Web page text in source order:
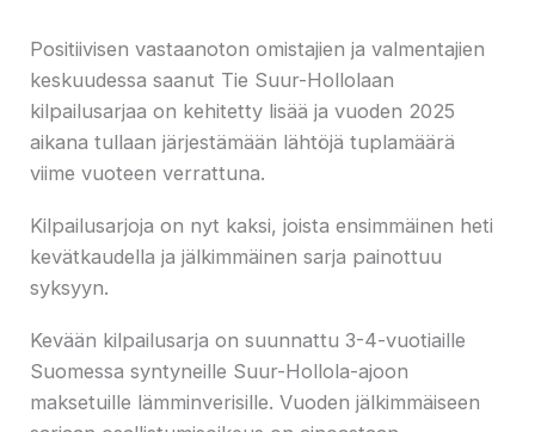
Positiivisen vastaanoton omistajien ja valmentajien
keskuudessa saanut Tie Suur-Hollolaan
kilpailusarjaa on kehitetty lisää ja vuoden 2025
aikana tullaan järjestämään lähtöjä tuplamäärä
viime vuoteen verrattuna.
Kilpailusarjoja on nyt kaksi, joista ensimmäinen heti
kevätkaudella ja jälkimmäinen sarja painottuu
syksyyn.
Kevään kilpailusarja on suunnattu 3-4-vuotiaille
Suomessa syntyneille Suur-Hollola-ajoon
maksetuille lämminverisille. Vuoden jälkimmäiseen